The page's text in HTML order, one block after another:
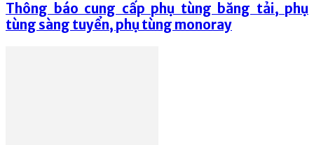
Thông báo cung cấp phụ tùng băng tải, phụ
tùng sàng tuyển, phụ tùng monoray